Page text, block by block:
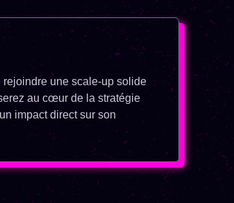
rejoindre une scale-up solide
au cœur de la stratégie
impact direct sur son